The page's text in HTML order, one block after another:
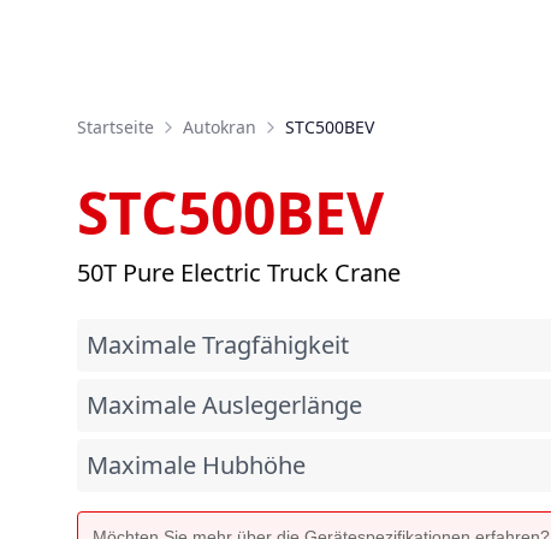
Startseite Autokran STC500BEV
STC500BEV
50T Pure Electric Truck Crane
Maximale Tragfähigkeit
Maximale Auslegerlänge
Maximale Hubhöhe